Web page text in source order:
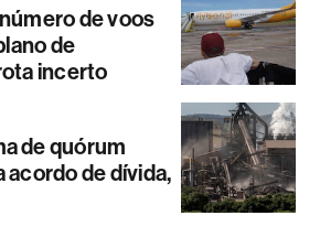
de voos
de
incerto
de quórum
acordo de dívida,